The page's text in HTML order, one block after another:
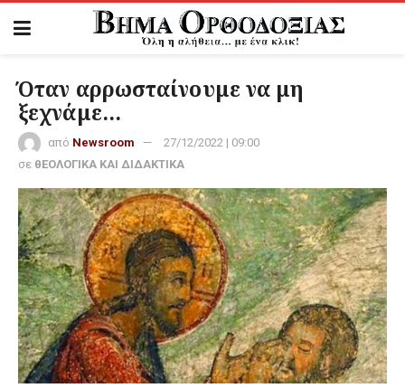
Όταν αρρωσταίνουμε να μη
ξεχνάμε…
από Newsroom
27/12/2022 | 09:00
σε θΕΟΛΟΓΙΚΑ ΚΑΙ ΔΙΔΑΚΤΙΚΑ